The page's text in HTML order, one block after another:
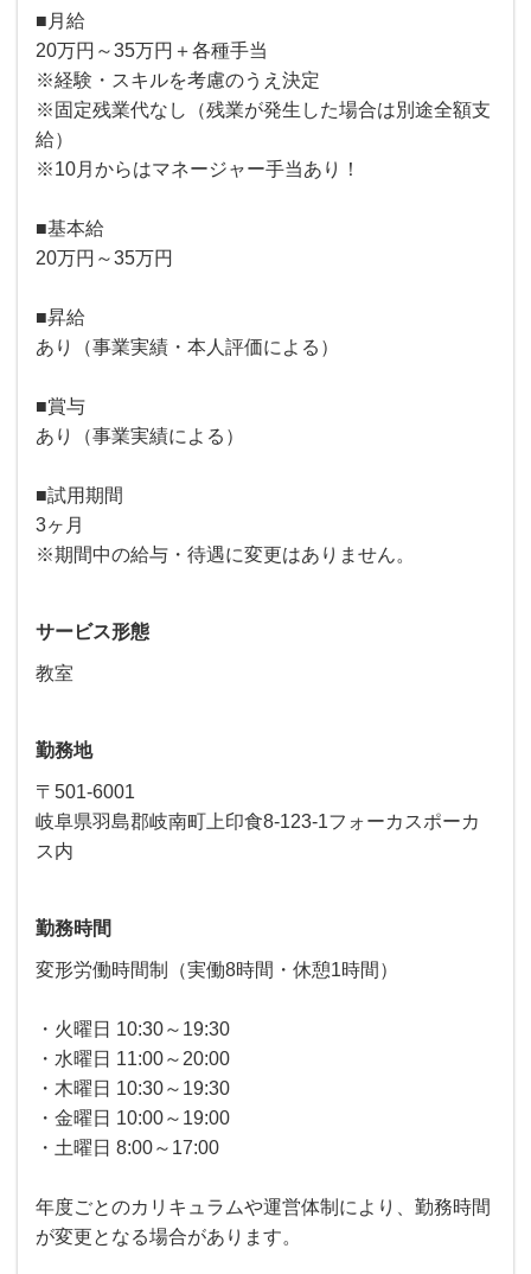
■月給
20万円～35万円＋各種手当
※経験・スキルを考慮のうえ決定
※固定残業代なし（残業が発生した場合は別途全額支
給）
※10月からはマネージャー手当あり！
■基本給
20万円～35万円
■昇給
あり（事業実績・本人評価による）
■賞与
あり（事業実績による）
■試用期間
3ヶ月
※期間中の給与・待遇に変更はありません。
サービス形態
教室
勤務地
〒501-6001
岐阜県羽島郡岐南町上印食8-123-1フォーカスポーカ
ス内
勤務時間
変形労働時間制（実働8時間・休憩1時間）
・火曜日 10:30～19:30
・水曜日 11:00～20:00
・木曜日 10:30～19:30
・金曜日 10:00～19:00
・土曜日 8:00～17:00
年度ごとのカリキュラムや運営体制により、勤務時間
が変更となる場合があります。